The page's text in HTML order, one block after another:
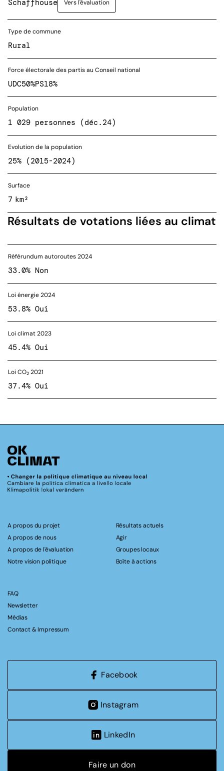
Schaffhouse Vers l'évaluation
Type de commune
Rural
Force électorale des partis au Conseil national
UDC50%PS18%
Population
1 029 personnes (déc.24)
Evolution de la population
25% (2015-2024)
Surface
7 km²
Résultats de votations liées au climat
Référundum autoroutes 2024
33.0% Non
Loi énergie 2024
53.8% Oui
Loi climat 2023
45.4% Oui
Loi CO2 2021
37.4% Oui
A propos du projet
A propos de nous
A propos de l'évaluation
Notre vision politique
Résultats actuels
Agir
Groupes locaux
Boîte à actions
FAQ
Newsletter
Médias
Contact & Impressum
Facebook
Instagram
LinkedIn
Faire un don